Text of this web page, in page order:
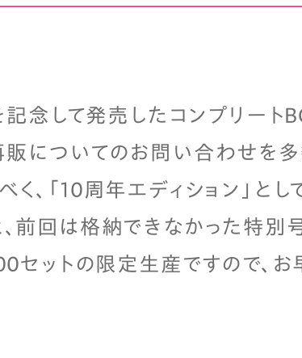
念して発売したコンプリート
販についてのお問い合わせを多
、「10周年エディション」とし
前回は格納できなかった特別
セットの限定生産ですので、